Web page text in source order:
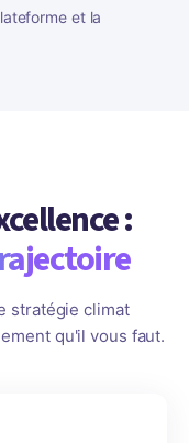
et la
:
stratégie climat
qu'il vous faut.